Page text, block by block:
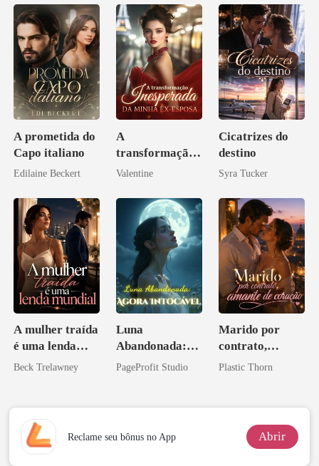
A prometida do
Capo italiano
Edilaine Beckert
A
transformação
inesperada da
esposa
Valentine
Cicatrizes do
destino
Syra Tucker
A mulher traída
é uma lenda
mundial
Beck Trelawney
Luna
Abandonada:
Agora Intocável
PageProfit Studio
Marido por
contrato,
amante de
Plastic Thorn
Reclame seu bônus no App Abrir